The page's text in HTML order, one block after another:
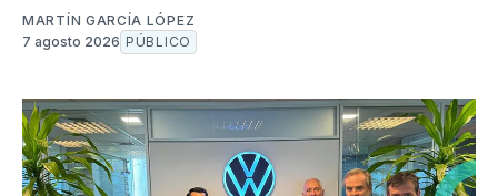
MARTÍN GARCÍA LÓPEZ
7 agosto 2026 PÚBLICO